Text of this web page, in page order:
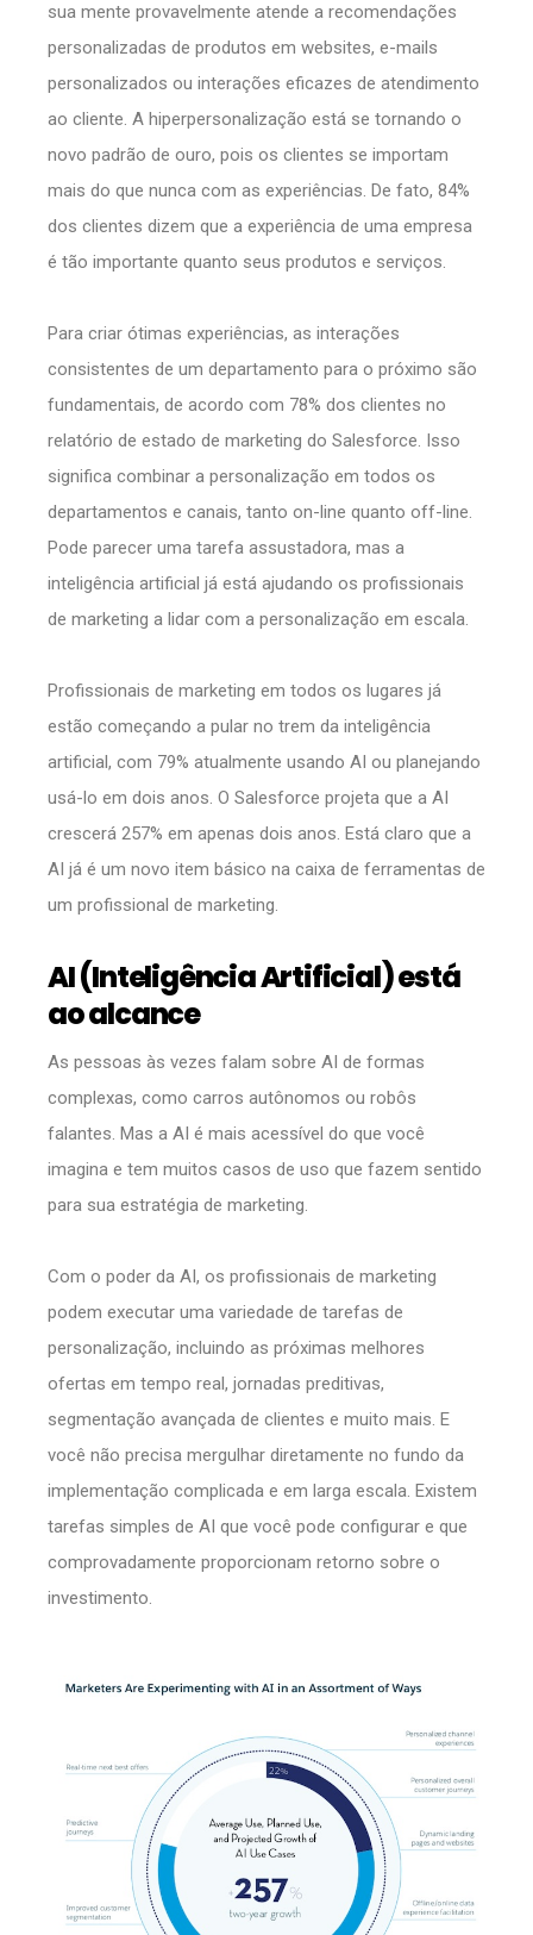
sua mente provavelmente atende a recomendações
personalizadas de produtos em websites, e-mails
personalizados ou interações eficazes de atendimento
ao cliente. A hiperpersonalização está se tornando o
novo padrão de ouro, pois os clientes se importam
mais do que nunca com as experiências. De fato, 84%
dos clientes dizem que a experiência de uma empresa
é tão importante quanto seus produtos e serviços.
Para criar ótimas experiências, as interações
consistentes de um departamento para o próximo são
fundamentais, de acordo com 78% dos clientes no
relatório de estado de marketing do Salesforce. Isso
significa combinar a personalização em todos os
departamentos e canais, tanto on-line quanto off-line.
Pode parecer uma tarefa assustadora, mas a
inteligência artificial já está ajudando os profissionais
de marketing a lidar com a personalização em escala.
Profissionais de marketing em todos os lugares já
estão começando a pular no trem da inteligência
artificial, com 79% atualmente usando AI ou planejando
usá-lo em dois anos. O Salesforce projeta que a AI
crescerá 257% em apenas dois anos. Está claro que a
AI já é um novo item básico na caixa de ferramentas de
um profissional de marketing.
AI (Inteligência Artificial) está
ao alcance
As pessoas às vezes falam sobre AI de formas
complexas, como carros autônomos ou robôs
falantes. Mas a AI é mais acessível do que você
imagina e tem muitos casos de uso que fazem sentido
para sua estratégia de marketing.
Com o poder da AI, os profissionais de marketing
podem executar uma variedade de tarefas de
personalização, incluindo as próximas melhores
ofertas em tempo real, jornadas preditivas,
segmentação avançada de clientes e muito mais. E
você não precisa mergulhar diretamente no fundo da
implementação complicada e em larga escala. Existem
tarefas simples de AI que você pode configurar e que
comprovadamente proporcionam retorno sobre o
investimento.